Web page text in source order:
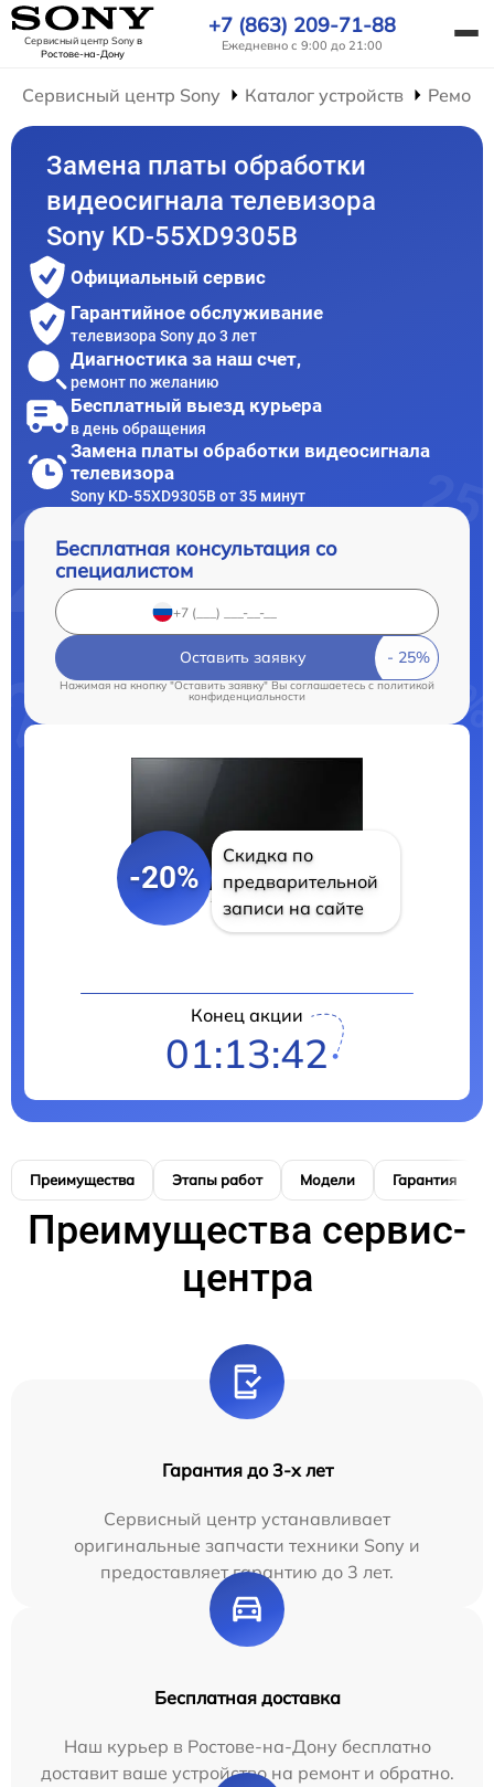
Сервисный центр Sonyв
Ростове-на-Дону
+7 (863) 209-71-88
Ежедневно с 9:00 до 21:00
Сервисный центр Sony Каталог устройств Ремонт
Замена платы обработки
видеосигнала телевизора
Sony KD-55XD9305B
Официальный сервис
Гарантийное обслуживание
телевизора Sony до 3 лет
Диагностика за наш счет,
ремонт по желанию
Бесплатный выезд курьера
в день обращения
Замена платы обработки видеосигнала
телевизора
Sony KD-55XD9305B от 35 минут
Бесплатная консультация со
специалистом
Оставить заявку
Нажимая на кнопку "Оставить заявку" Вы соглашаетесь c политикой
конфиденциальности
-20%
Скидка по
предварительной
записи на сайте
Конец акции
01:13:41
Преимущества Этапы работ Модели Гарантия
Преимущества сервис-
центра
Гарантия до 3-х лет
Сервисный центр устанавливает
оригинальные запчасти техники Sony и
предоставляет гарантию до 3 лет.
Бесплатная доставка
Наш курьер в Ростове-на-Дону бесплатно
доставит ваше устройство на ремонт и обратно.